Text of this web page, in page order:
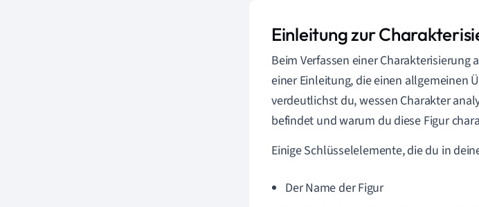
Einleitung zur
Beim Verfassen einer
einer Einleitung, die einen allgemeinen
verdeutlichst du, wessen Charakter
befindet und warum du diese Figur
Einige Schlüsselelemente, die du in
Der Name der Figur